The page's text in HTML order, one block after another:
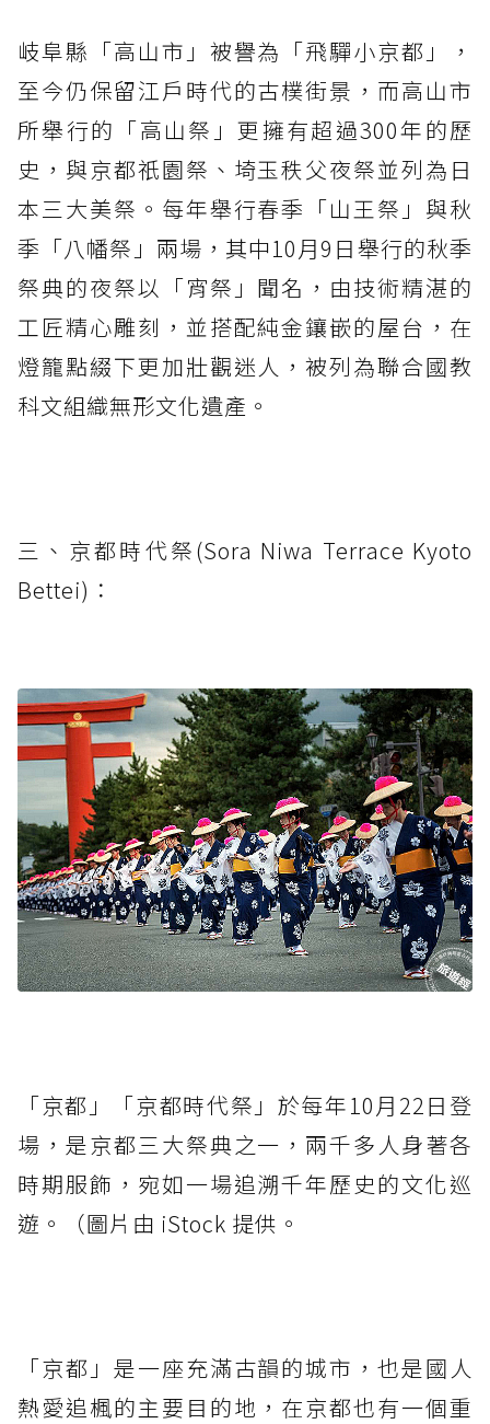
岐阜縣「高山市」被譽為「飛驒小京都」，
至今仍保留江戶時代的古樸街景，而高山市
所舉行的「高山祭」更擁有超過300年的歷
史，與京都祇園祭、埼玉秩父夜祭並列為日
本三大美祭。每年舉行春季「山王祭」與秋
季「八幡祭」兩場，其中10月9日舉行的秋季
祭典的夜祭以「宵祭」聞名，由技術精湛的
工匠精心雕刻，並搭配純金鑲嵌的屋台，在
燈籠點綴下更加壯觀迷人，被列為聯合國教
科文組織無形文化遺產。
三、京都時代祭(Sora Niwa Terrace Kyoto
Bettei)：
「京都」「京都時代祭」於每年10月22日登
場，是京都三大祭典之一，兩千多人身著各
時期服飾，宛如一場追溯千年歷史的文化巡
遊。（圖片由 iStock 提供。
「京都」是一座充滿古韻的城市，也是國人
熱愛追楓的主要目的地，在京都也有一個重